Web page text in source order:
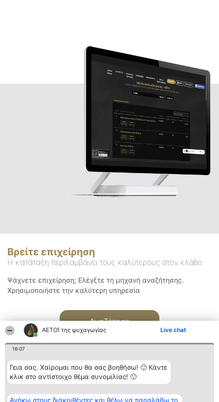
ΑΕΤΟΊ της ψυχαγωγίας Live chat
16:07
Γεια σας. Χαίρομαι που θα σας βοηθήσω! 🙂 Κάντε
κλικ στο αντίστοιχο θέμα συνομιλίας! 🙂
Ανήκω στους διακριθέντες και θέλω να παραλάβω το
Βρείτε επιχείρηση
Η κατάταξη περιλαμβάνει τους καλύτερους στον κλάδο
Ψάχνετε επιχείρηση; Ελέγξτε τη μηχανή αναζήτησης.
Χρησιμοποιήστε την καλύτερη υπηρεσία
Αναζήτηση
Διοργανωτής της
κατάταξης
Κατάταξη
Διακριθέντες
Επικοινωνία
Επικοινωνία